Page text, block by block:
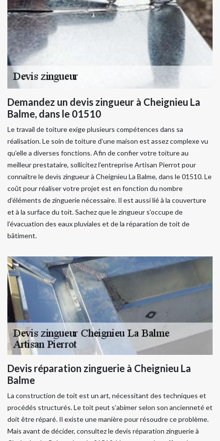
Demandez un devis zingueur à Cheignieu La
Balme, dans le 01510
Le travail de toiture exige plusieurs compétences dans sa
réalisation. Le soin de toiture d’une maison est assez complexe vu
qu’elle a diverses fonctions. Afin de confier votre toiture au
meilleur prestataire, sollicitez l’entreprise Artisan Pierrot pour
connaître le devis zingueur à Cheignieu La Balme, dans le 01510. Le
coût pour réaliser votre projet est en fonction du nombre
d’éléments de zinguerie nécessaire. Il est aussi lié à la couverture
et à la surface du toit. Sachez que le zingueur s’occupe de
l’évacuation des eaux pluviales et de la réparation de toit de
bâtiment.
Devis réparation zinguerie à Cheignieu La
Balme
La construction de toit est un art, nécessitant des techniques et
procédés structurés. Le toit peut s’abimer selon son ancienneté et
doit être réparé. Il existe une manière pour résoudre ce problème.
Mais avant de décider, consultez le devis réparation zinguerie à